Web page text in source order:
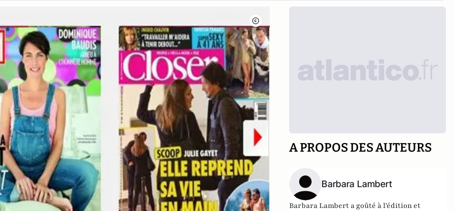
A PROPOS DES AUTEURS
Barbara Lambert
Barbara Lambert a goûté à l'édition et